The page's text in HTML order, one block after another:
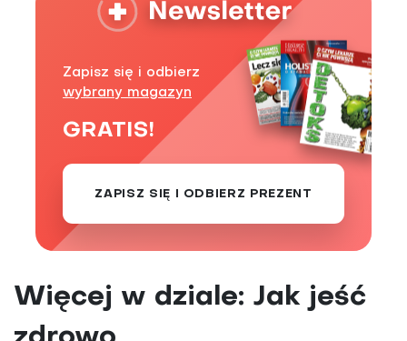
Zapisz się i odbierz
wybrany magazyn
GRATIS!
ZAPISZ SIĘ I ODBIERZ PREZENT
Więcej w dziale: Jak jeść